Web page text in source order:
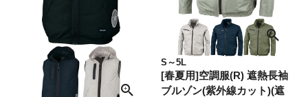
S～5L
[春夏用]空調服(R) 遮熱長袖
ブルゾン(紫外線カット)(遮